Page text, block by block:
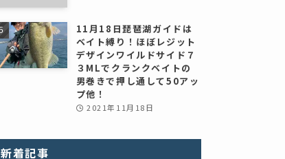
11月18日琵琶湖ガイドは
ベイト縛り！ほぼレジット
デザインワイルドサイド７
３MLでクランクベイトの
男巻きで押し通して50アッ
プ他！
2021年11月18日
新着記事